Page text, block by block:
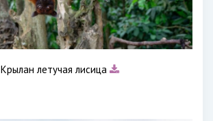
Крылан летучая лисица